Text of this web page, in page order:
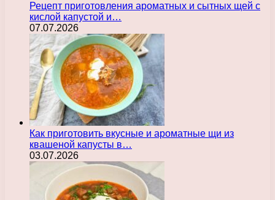
Рецепт приготовления ароматных и сытных щей с
кислой капустой и…
07.07.2026
Как приготовить вкусные и ароматные щи из
квашеной капусты в…
03.07.2026